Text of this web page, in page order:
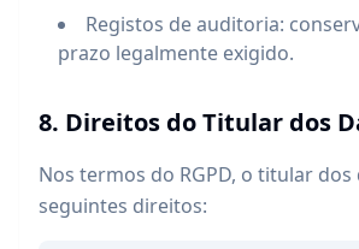
Registos de auditoria:
prazo legalmente exigido.
8. Direitos do Titular dos
Nos termos do RGPD, o titular
seguintes direitos: